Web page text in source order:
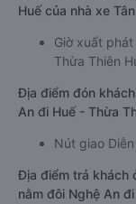
Huế của nhà xe
Giờ xuất
Thừa Thiên
Địa điểm đón
An đi Huế - Thừa
Nút giao
Địa điểm trả khách
nằm đôi Nghệ An